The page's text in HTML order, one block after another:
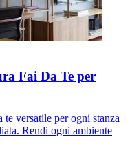
Fai Da Te per
versatile per ogni stanza
Rendi ogni ambiente